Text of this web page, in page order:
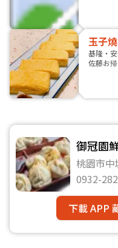
玉子
基隆・
佐藤お
御冠園
桃園市
0932-
下載 APP